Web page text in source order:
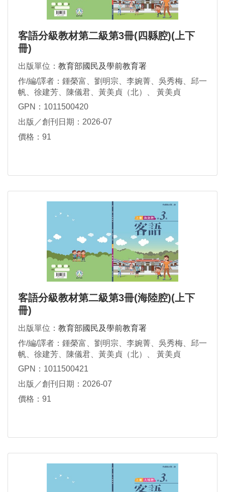
客語分級教材第二級第3冊(四縣腔)(上下
冊)
出版單位： 教育部國民及學前教育署
作/編/譯者：鍾榮富、劉明宗、李婉菁、吳秀梅、邱一
帆、徐建芳、陳儀君、黃美貞（北）、 黃美貞
（苗）、廖芳瀅、黃庭芬、鍾秀鳳、謝素華
GPN：1011500420
出版／創刊日期：2026-07
價格：91
客語分級教材第二級第3冊(海陸腔)(上下
冊)
出版單位： 教育部國民及學前教育署
作/編/譯者：鍾榮富、劉明宗、李婉菁、吳秀梅、邱一
帆、徐建芳、陳儀君、黃美貞（北）、 黃美貞
（苗）、廖芳瀅、黃庭芬、鍾秀鳳、謝素華
GPN：1011500421
出版／創刊日期：2026-07
價格：91